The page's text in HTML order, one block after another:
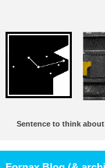
Sentence to think